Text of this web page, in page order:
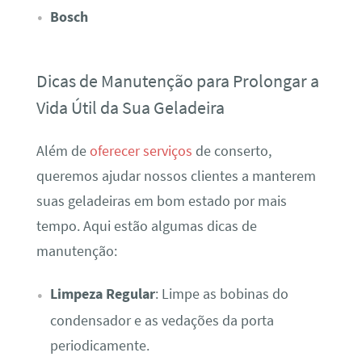
Bosch
Dicas de Manutenção para Prolongar a
Vida Útil da Sua Geladeira
Além deoferecer serviços de conserto,
queremos ajudar nossos clientes a manterem
suas geladeiras em bom estado por mais
tempo. Aqui estão algumas dicas de
manutenção:
Limpeza Regular: Limpe as bobinas do
condensador e as vedações da porta
periodicamente.